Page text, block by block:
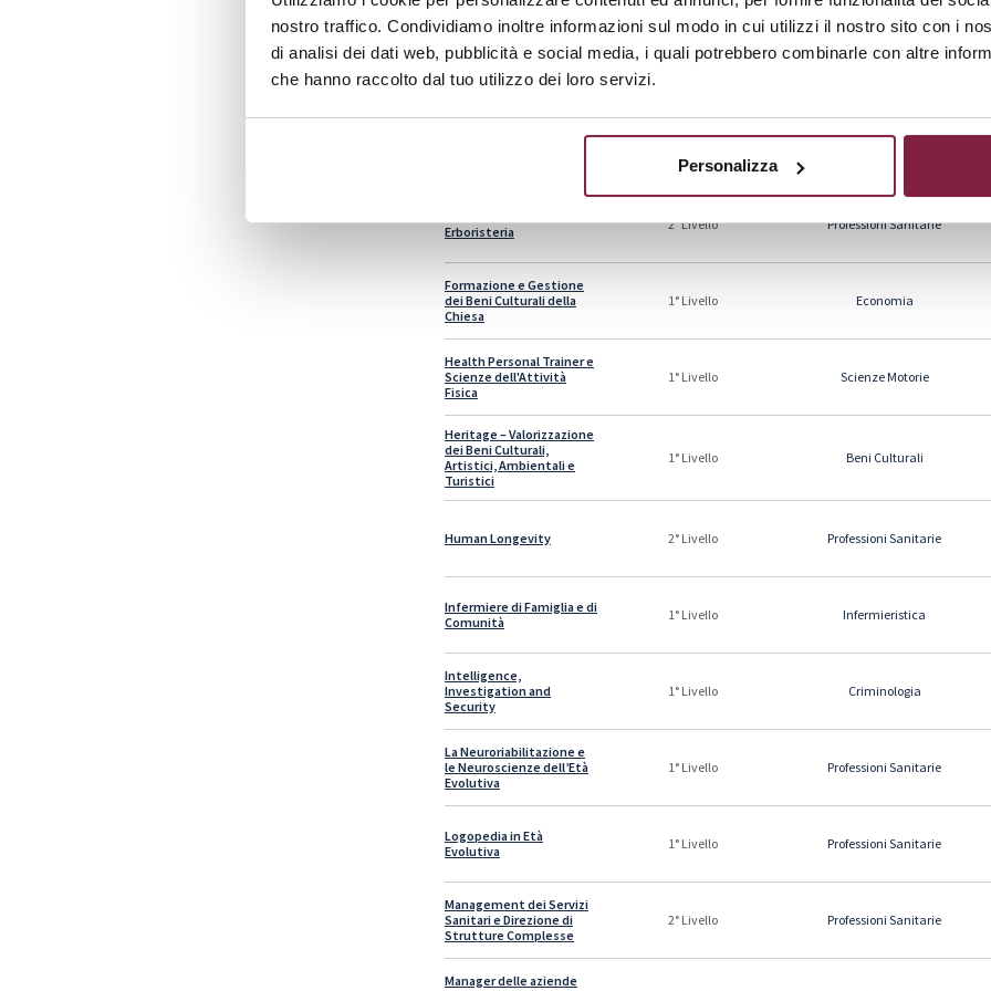
nostro traffico. Condividiamo inoltre informazioni sul modo in cui utilizzi il nostro sito con i
di analisi dei dati web, pubblicità e social media, i quali potrebbero combinarle con altre
che hanno raccolto dal tuo utilizzo dei loro servizi.
Personalizza
Ecografia Clinica 2° Livello Professioni Sanitarie
Emotionally Focused
Psicologia
Erboristeria
2° Livello Professioni Sanitarie
Formazione e Gestione
dei Beni Culturali della
Chiesa
1° Livello Economia
Health Personal Trainer e
Scienze dell'Attività
Fisica
1° Livello Scienze Motorie
Heritage – Valorizzazione
dei Beni Culturali,
Artistici, Ambientali e
Turistici
1° Livello Beni Culturali
Human Longevity 2° Livello Professioni Sanitarie
Infermiere di Famiglia e di
Comunità
1° Livello Infermieristica
Intelligence,
Investigation and
Security
1° Livello Criminologia
La Neuroriabilitazione e
le Neuroscienze dell’Età
Evolutiva
1° Livello Professioni Sanitarie
Logopedia in Età
Evolutiva
1° Livello Professioni Sanitarie
Management dei Servizi
Sanitari e Direzione di
Strutture Complesse
2° Livello Professioni Sanitarie
Manager delle aziende